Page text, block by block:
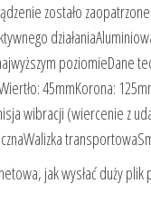
zostało
poziomieDane
45mmKorona:
wibracji (wiercenie z
jak wysłać duży